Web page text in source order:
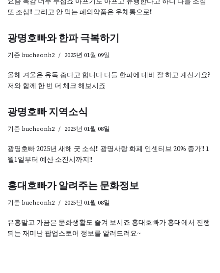
또 조심!! 그리고 안 먹는 폐의약품은 우체통으로!!
광명호빠와 한파 극복하기
기준 bucheonh2 2025년 01월 09일
올해 겨울은 유독 춥다고 합니다 다들 한파에 대비 잘 하고 계신가요?
저와 함께 한 번 더 체크 해보시죠
광명호빠 지역소식
기준 bucheonh2 2025년 01월 08일
광명호빠 2025년 새해 굿 소식!! 광명사랑 화폐 인센티브 20% 증가!! 1
월1일부터 예산 소진시까지!!
홍대호빠가 알려주는 문화정보
기준 bucheonh2 2025년 01월 08일
유흥말고 가끔은 문화생활도 즐겨 보시죠 홍대호빠가 홍대에서 진행
되는 재미난 팝업스토어 정보를 알려드려요~